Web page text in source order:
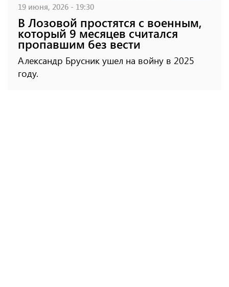
19 июня, 2026 - 19:30
В Лозовой простятся с военным,
который 9 месяцев считался
пропавшим без вести
Александр Брусник ушел на войну в 2025
году.